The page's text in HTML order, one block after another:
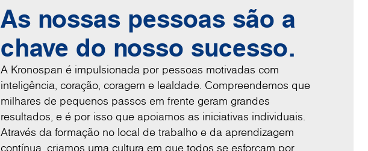
As nossas pessoas são a
chave do nosso sucesso.
A Kronospan é impulsionada por pessoas motivadas com
inteligência, coração, coragem e lealdade. Compreendemos que
milhares de pequenos passos em frente geram grandes
resultados, e é por isso que apoiamos as iniciativas individuais.
Através da formação no local de trabalho e da aprendizagem
contínua, criamos uma cultura em que todos se esforçam por